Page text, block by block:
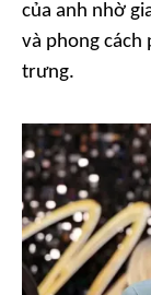
của anh nhờ
và phong cách
trưng.